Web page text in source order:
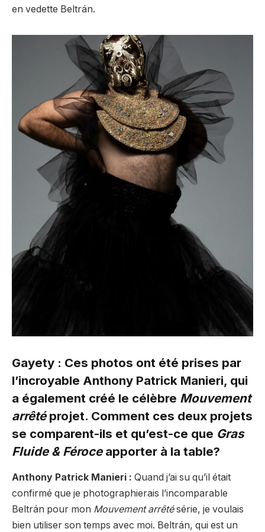
en vedette Beltrán.
Gayety : Ces photos ont été prises par
l’incroyable Anthony Patrick Manieri, qui
a également créé le célèbre Mouvement
arrêtéprojet. Comment ces deux projets
se comparent-ils et qu’est-ce que Gras
Fluide & Féroceapporter à la table?
Anthony Patrick Manieri : Quand j’ai su qu’il était
confirmé que je photographierais l’incomparable
Beltrán pour mon Mouvement arrêtésérie, je voulais
bien utiliser son temps avec moi. Beltrán, qui est un